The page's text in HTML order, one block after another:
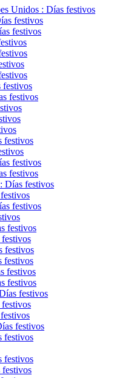
Unidos : Días festivos
festivos
festivos
festivos
festivos
festivos
festivos
festivos
Días festivos
festivos
festivos
festivos
festivos
festivos
festivos
festivos
festivos
festivos
festivos